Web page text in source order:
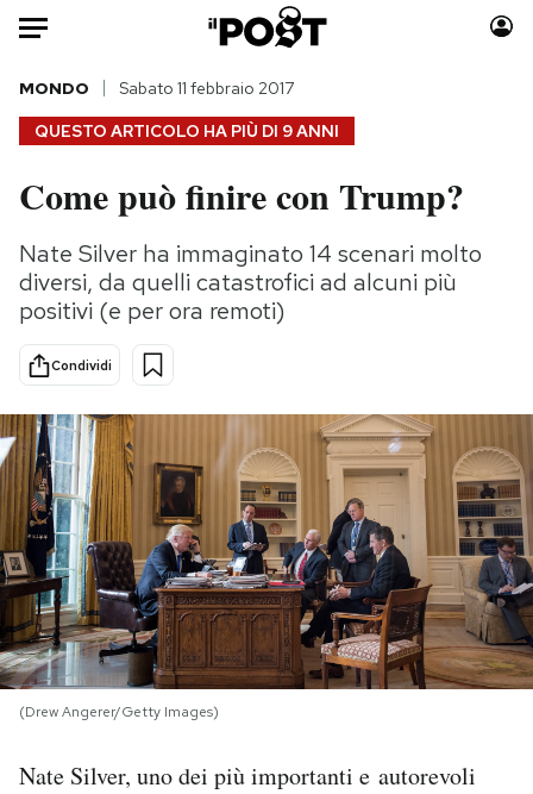
Auto
HOME
Italia
Politica
Tecnologia
Scienza
Economia
Sport
Moda
Consumismi
Altrecose
Mondiali calcio 2026
PODCAST
NEWSLETTER
QUESTO ARTICOLO HA PIÙ DI 9 ANNI
MONDO Sabato 11 febbraio 2017
Come può finire con Trump?
Nate Silver ha immaginato 14 scenari molto
diversi, da quelli catastrofici ad alcuni più
positivi (e per ora remoti)
Condividi
(Drew Angerer/Getty Images)
Nate Silver, uno dei più importanti e autorevoli